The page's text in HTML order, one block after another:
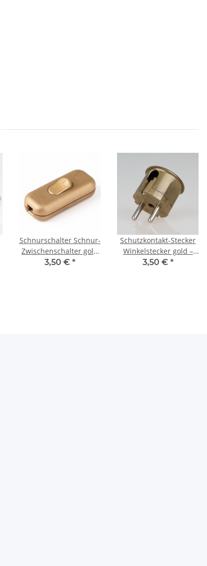
Schnurschalter Schnur-
Zwischenschalter gold
60x26mm 250V/2A für
3,50 € *
Schutzkontakt-Stecker
Winkelstecker gold –
250V/16A – mit
3,50 € *